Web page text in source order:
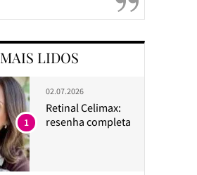
MAIS LIDOS
02.07.2026
Retinal Celimax:
resenha completa
1